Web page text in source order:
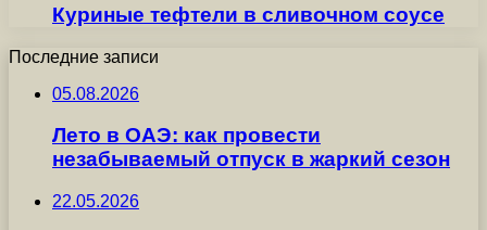
Куриные тефтели в сливочном соусе
Последние записи
05.08.2026
Лето в ОАЭ: как провести
незабываемый отпуск в жаркий сезон
22.05.2026